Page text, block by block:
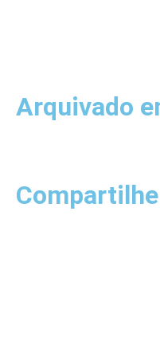
Arquivado
Compartilhe